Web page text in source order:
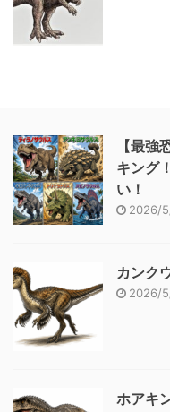
【最
キング
い！
2026/
カンク
2026/
ホアキ